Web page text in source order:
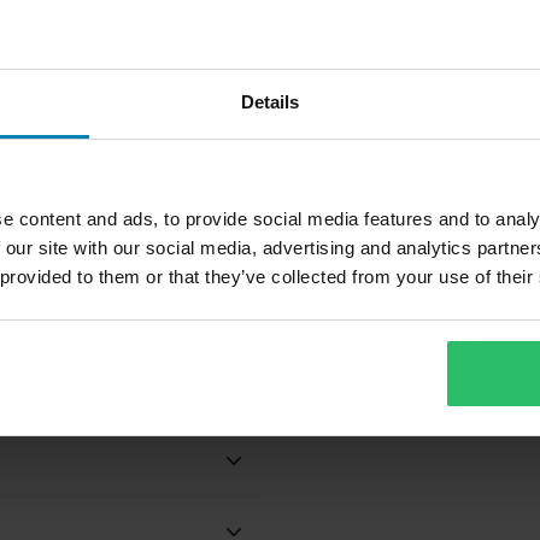
Details
content and ads, to provide social media features and to
site with our social media, advertising and analytics
to them or that they’ve collected from your use of
sisälly toimitukseen)
kirkkaalla visiirillä.
aina kirkkaalla visiirillä,
Kyllä
80,99 € -49%
159,99 €
203 Arvostelut